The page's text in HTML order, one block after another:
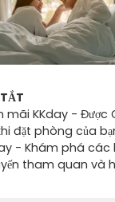
TẮT
mãi KKday - Được
đặt phòng của
- Khám phá các
tham quan và